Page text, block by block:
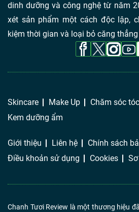
dinh dưỡng và công nghệ từ năm
xét sản phẩm một cách độc lập,
kiệm thời gian và loại bỏ căng
Skincare Make Up Chăm sóc tóc
Kem dưỡng ẩm
Giới thiệu Liên hệ
Chính sách
Điều khoản sử dụng
Cookies
Chanh Tươi Review là một thương hiệu